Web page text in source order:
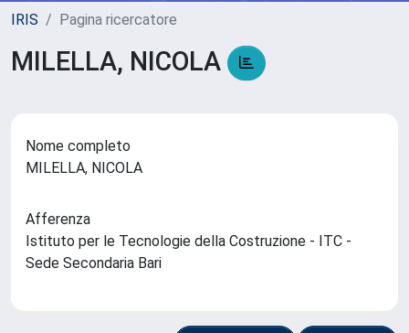
IRIS Pagina ricercatore
MILELLA, NICOLA
Nome completo
MILELLA, NICOLA
Afferenza
Istituto per le Tecnologie della Costruzione - ITC -
Sede Secondaria Bari